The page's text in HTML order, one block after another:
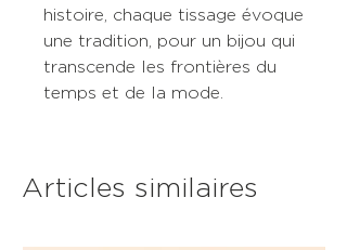
histoire, chaque tissage évoque
une tradition, pour un bijou qui
transcende les frontières du
temps et de la mode.
Articles similaires